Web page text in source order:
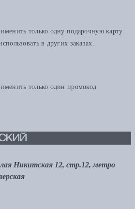
только одну подарочную карту.
в других заказах.
только один промокод
Никитская 12, стр.12, метро